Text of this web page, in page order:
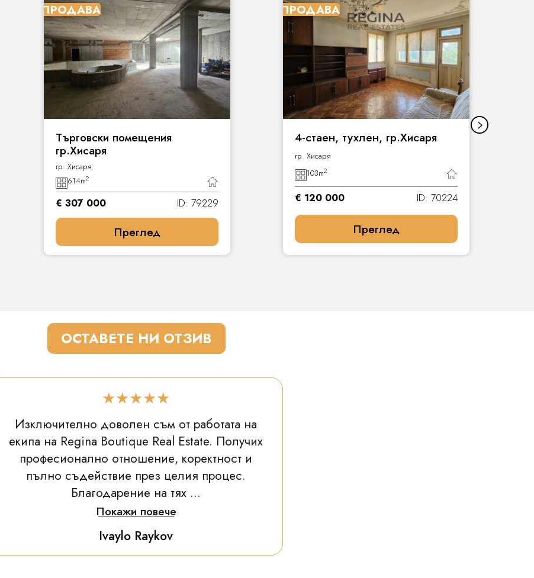
ПРОДАВА
Търговски помещения
гр.Хисаря
гр. Хисаря
614m2
€ 307 000 ID: 79229
Преглед
ПРОДАВА
4-стаен, тухлен, гр.Хисаря
гр. Хисаря
103m2
€ 120 000 ID: 70224
Преглед
ОСТАВЕТЕ НИ ОТЗИВ
★★★★★
Изключително доволен съм от работата на
екипа на Regina Boutique Real Estate. Получих
професионално отношение, коректност и
пълно съдействие през целия процес.
Благодарение на тях ...
Покажи повече
Ivaylo Raykov